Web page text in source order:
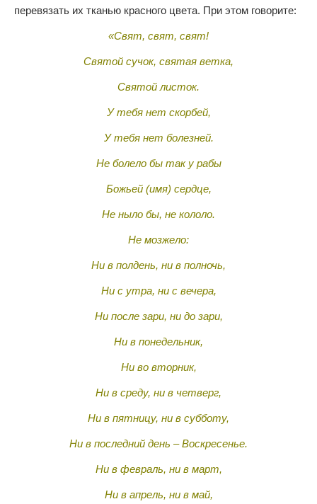
перевязать их тканью красного цвета. При этом говорите:
«Свят, свят, свят!
Святой сучок, святая ветка,
Святой листок.
У тебя нет скорбей,
У тебя нет болезней.
Не болело бы так у рабы
Божьей (имя) сердце,
Не ныло бы, не кололо.
Не мозжело:
Ни в полдень, ни в полночь,
Ни с утра, ни с вечера,
Ни после зари, ни до зари,
Ни в понедельник,
Ни во вторник,
Ни в среду, ни в четверг,
Ни в пятницу, ни в субботу,
Ни в последний день – Воскресенье.
Ни в февраль, ни в март,
Ни в апрель, ни в май,